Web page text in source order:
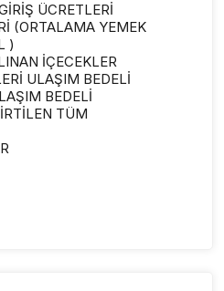
ÜCRETLERİ
(ORTALAMA YEMEK
)
İÇECEKLER
ULAŞIM BEDELİ
BEDELİ
TÜM